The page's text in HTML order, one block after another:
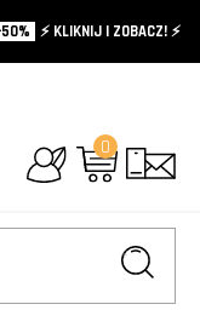
50% ⚡️ KLIKNIJ I ZOBACZ! ⚡️
0
+